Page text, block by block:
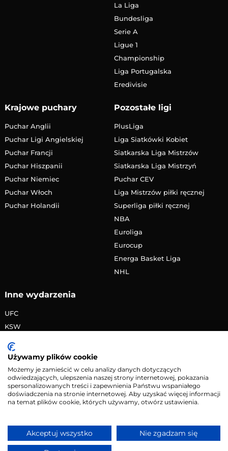
La Liga
Bundesliga
Serie A
Ligue 1
Championship
Liga Portugalska
Eredivisie
Krajowe puchary
Puchar Anglii
Puchar Ligi Angielskiej
Puchar Francji
Puchar Hiszpanii
Puchar Niemiec
Puchar Włoch
Puchar Holandii
Pozostałe ligi
PlusLiga
Liga Siatkówki Kobiet
Siatkarska Liga Mistrzów
Siatkarska Liga Mistrzyń
Puchar CEV
Liga Mistrzów piłki ręcznej
Superliga piłki ręcznej
NBA
Euroliga
Eurocup
Energa Basket Liga
NHL
Inne wydarzenia
UFC
KSW
PRIME MMA
Żużlowa Ekstraliga
Speedway Grand Prix
Skoki narciarskie
Kontakt•Reklama• Polityka prywatności
Używamy plików cookie
Możemy je zamieścić w celu analizy danych dotyczących
odwiedzających, ulepszenia naszej strony internetowej, pokazania
spersonalizowanych treści i zapewnienia Państwu wspaniałego
doświadczenia na stronie internetowej. Aby uzyskać więcej informacji
na temat plików cookie, których używamy, otwórz ustawienia.
Akceptuj wszystko Nie zgadzam się